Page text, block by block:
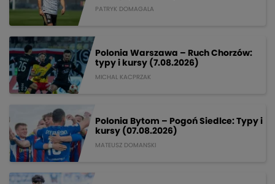
PATRYK DOMAGALA
Polonia Warszawa – Ruch Chorzów:
typy i kursy (7.08.2026)
MICHAL KACPRZAK
Polonia Bytom – Pogoń Siedlce: Typy i
kursy (07.08.2026)
MATEUSZ DOMANSKI